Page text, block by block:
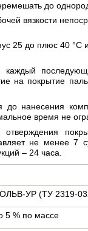
до
вязкости
25 до плюс 40 °С
каждый
на покрытие
нанесения
время не
не менее 7
– 24 часа.
УР (ТУ 2319-
5 % по массе